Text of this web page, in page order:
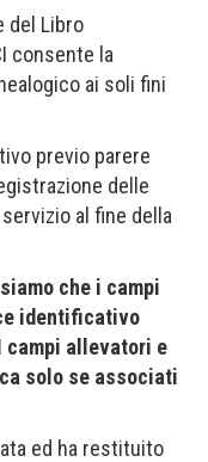
del Libro
consente la
ai soli fini
previo parere
delle
al fine della
che i campi
identificativo
allevatori e
solo se associati
ed ha restituito